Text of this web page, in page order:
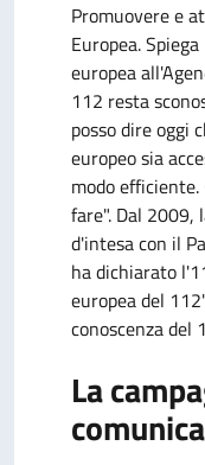
Promuovere e
Europea.
europea
112 resta
posso dire oggi
europeo sia
modo
fare". Dal 2009,
d'intesa con il
ha dichiarato
europea del
conoscenza
La